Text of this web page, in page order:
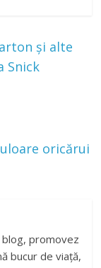
și alte
Snick
oricărui
promovez
bucur de viață,